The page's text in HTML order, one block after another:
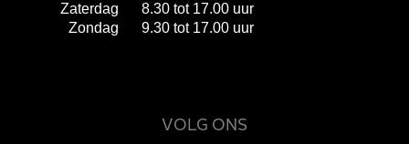
Zaterdag
8.30 tot 17.00 uur
Zondag
9.30 tot 17.00 uur
VOLG ONS